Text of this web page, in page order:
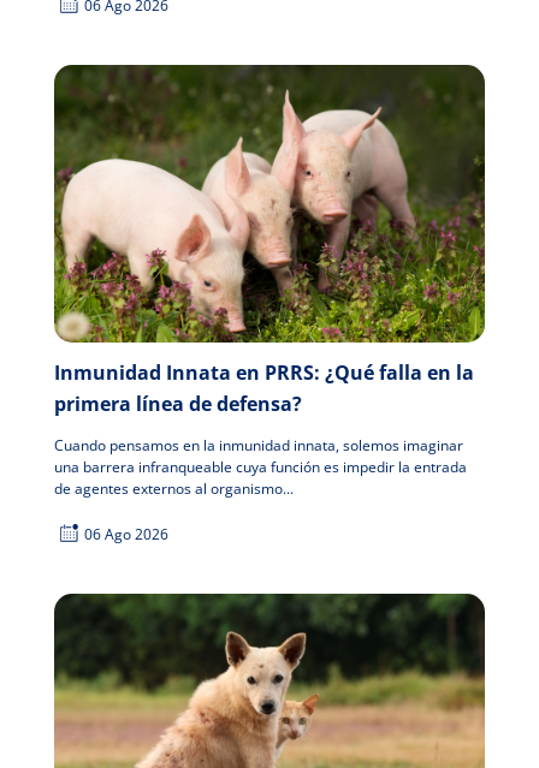
06 Ago 2026
Inmunidad Innata en PRRS: ¿Qué falla en la
primera línea de defensa?
Cuando pensamos en la inmunidad innata, solemos imaginar
una barrera infranqueable cuya función es impedir la entrada
de agentes externos al organismo...
06 Ago 2026